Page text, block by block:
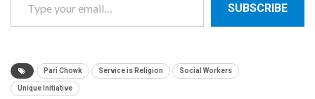
SUBSCRIBE
Pari Chowk Service is Religion Social Workers
Unique Initiative